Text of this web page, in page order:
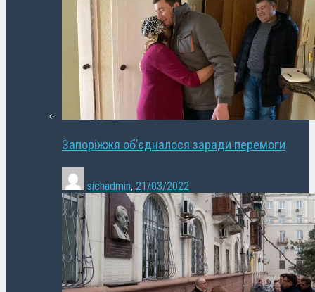
Запоріжжя об’єдналося заради перемоги
sichadmin, 21/03/2022